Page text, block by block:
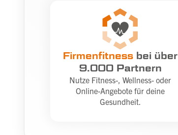
Firmenfitness bei über
9.000 Partnern
Nutze Fitness-, Wellness- oder
Online-Angebote für deine
Gesundheit.